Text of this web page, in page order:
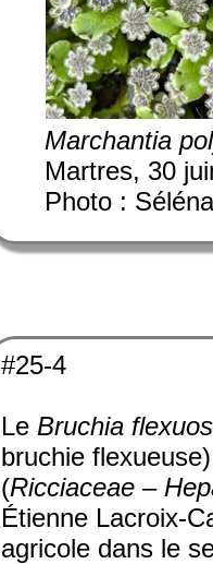
Marchantia
Martres, 30
Photo :
#25-4
Le Bruchia
bruchie
(Ricciaceae –
Étienne Lacroix-
agricole dans le